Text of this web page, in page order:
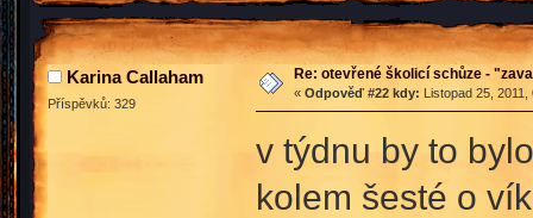
Karina Callaham
Příspěvků: 329
Re: otevřené školicí schůze -
« Odpověď #22 kdy: Listopad 25,
v týdnu by to
kolem šesté o